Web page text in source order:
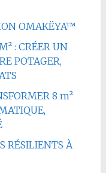
OMAKËYA™
: CRÉER UN
POTAGER,
8 m²
RÉSILIENTS À